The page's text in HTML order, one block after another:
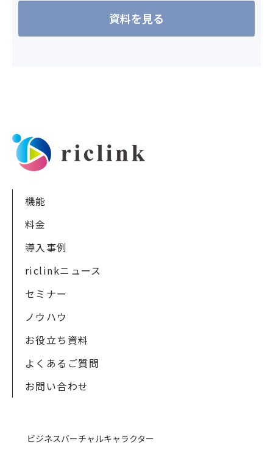
機能
料金
導入事例
riclinkニュース
セミナー
ノウハウ
お役立ち資料
よくあるご質問
お問い合わせ
ビジネスバーチャルキャラクター